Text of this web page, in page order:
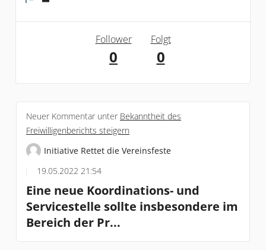
Follower
0
Folgt
0
Neuer Kommentar unter Bekanntheit des
Freiwilligenberichts steigern
Initiative Rettet die Vereinsfeste
19.05.2022 21:54
Eine neue Koordinations- und
Servicestelle sollte insbesondere im
Bereich der Pr...